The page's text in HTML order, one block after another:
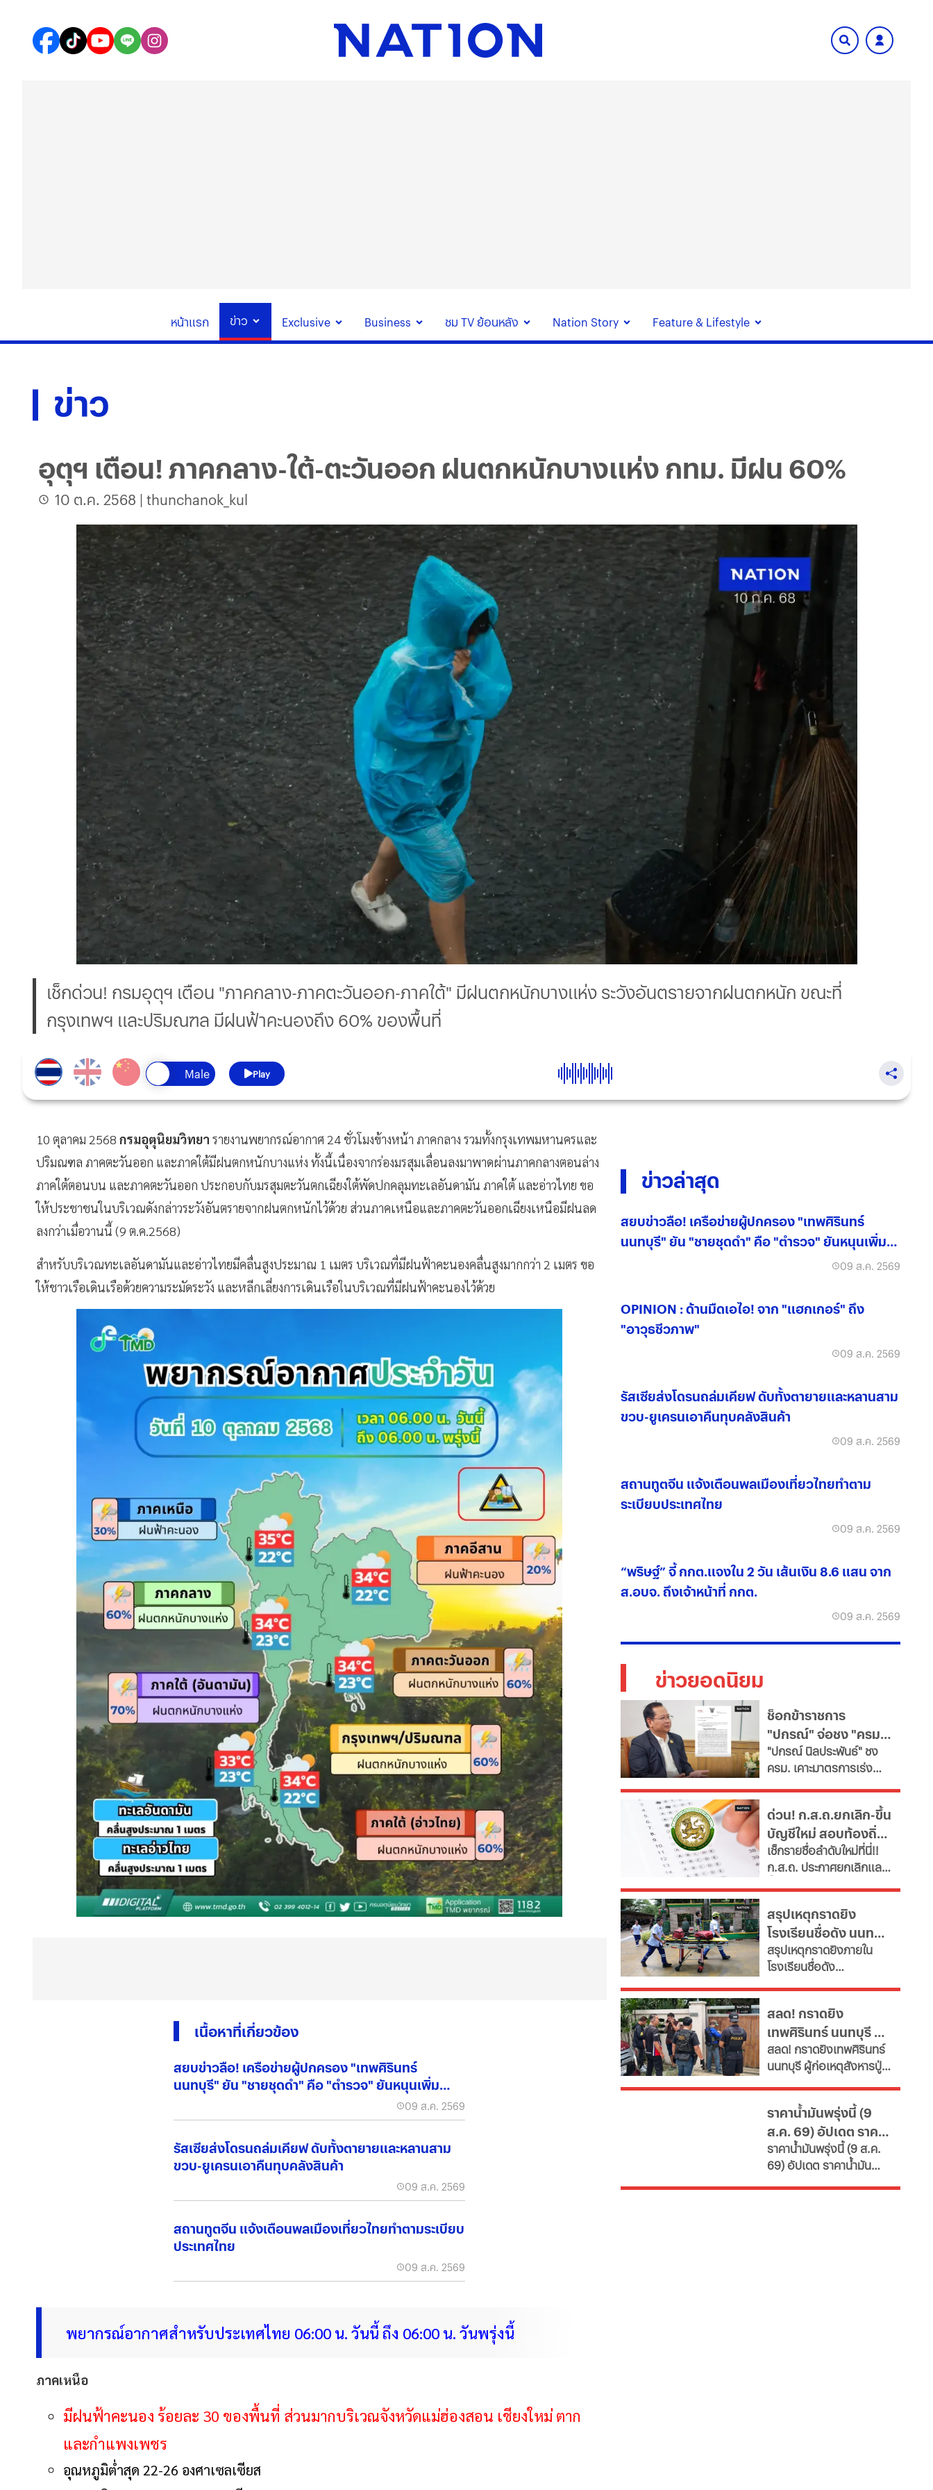
หน้าแรก ข่าว Exclusive Business ชม TV ย้อนหลัง Nation Story Feature & Lifestyle
ข่าว
อุตุฯ เตือน! ภาคกลาง-ใต้-ตะวันออก ฝนตกหนักบางแห่ง กทม. มีฝน 60%
10 ต.ค. 2568 | thunchanok_kul
เช็กด่วน! กรมอุตุฯ เตือน "ภาคกลาง-ภาคตะวันออก-ภาคใต้" มีฝนตกหนักบางแห่ง ระวังอันตรายจากฝนตกหนัก ขณะที่
กรุงเทพฯ และปริมณฑล มีฝนฟ้าคะนองถึง 60% ของพื้นที่
Play
10 ตุลาคม 2568 กรมอุตุนิยมวิทยา รายงานพยากรณ์อากาศ 24 ชั่วโมงข้างหน้า ภาคกลาง รวมทั้งกรุงเทพมหานครและ
ปริมณฑล ภาคตะวันออก และภาคใต้มีฝนตกหนักบางแห่ง ทั้งนี้เนื่องจากร่องมรสุมเลื่อนลงมาพาดผ่านภาคกลางตอนล่าง
ภาคใต้ตอนบน และภาคตะวันออก ประกอบกับมรสุมตะวันตกเฉียงใต้พัดปกคลุมทะเลอันดามัน ภาคใต้ และอ่าวไทย ขอ
ให้ประชาชนในบริเวณดังกล่าวระวังอันตรายจากฝนตกหนักไว้ด้วย ส่วนภาคเหนือและภาคตะวันออกเฉียงเหนือมีฝนลด
ลงกว่าเมื่อวานนี้ (9 ต.ค.2568)
สำหรับบริเวณทะเลอันดามันและอ่าวไทยมีคลื่นสูงประมาณ 1 เมตร บริเวณที่มีฝนฟ้าคะนองคลื่นสูงมากกว่า 2 เมตร ขอ
ให้ชาวเรือเดินเรือด้วยความระมัดระวัง และหลีกเลี่ยงการเดินเรือในบริเวณที่มีฝนฟ้าคะนองไว้ด้วย
เนื้อหาที่เกี่ยวข้อง
สยบข่าวลือ! เครือข่ายผู้ปกครอง "เทพศิรินทร์
นนทบุรี" ยัน "ชายชุดดำ" คือ "ตำรวจ" ยันหนุนเพิ่ม
09 ส.ค. 2569
รัสเซียส่งโดรนถล่มเคียฟ ดับทั้งตายายและหลานสาม
ขวบ-ยูเครนเอาคืนทุบคลังสินค้า
09 ส.ค. 2569
สถานทูตจีน แจ้งเตือนพลเมืองเที่ยวไทยทำตามระเบียบ
ประเทศไทย
09 ส.ค. 2569
พยากรณ์อากาศสำหรับประเทศไทย 06:00 น. วันนี้ ถึง 06:00 น. วันพรุ่งนี้
ภาคเหนือ
มีฝนฟ้าคะนอง ร้อยละ 30 ของพื้นที่ ส่วนมากบริเวณจังหวัดแม่ฮ่องสอน เชียงใหม่ ตาก
และกำแพงเพชร
อุณหภูมิต่ำสุด 22-26 องศาเซลเซียส
ข่าวล่าสุด
สยบข่าวลือ! เครือข่ายผู้ปกครอง "เทพศิรินทร์
นนทบุรี" ยัน "ชายชุดดำ" คือ "ตำรวจ" ยันหนุนเพิ่ม
09 ส.ค. 2569
OPINION : ด้านมืดเอไอ! จาก "แฮกเกอร์" ถึง
"อาวุธชีวภาพ"
09 ส.ค. 2569
รัสเซียส่งโดรนถล่มเคียฟ ดับทั้งตายายและหลานสาม
ขวบ-ยูเครนเอาคืนทุบคลังสินค้า
09 ส.ค. 2569
สถานทูตจีน แจ้งเตือนพลเมืองเที่ยวไทยทำตาม
ระเบียบประเทศไทย
09 ส.ค. 2569
“พริษฐ์” จี้ กกต.แจงใน 2 วัน เส้นเงิน 8.6 แสน จาก
ส.อบจ. ถึงเจ้าหน้าที่ กกต.
09 ส.ค. 2569
ข่าวยอดนิยม
ช็อกข้าราชการ
"ปกรณ์" จ่อชง "ครม."
รื้อใหญ่กำลังคนภาครัฐ
เช็ก 11 สายงานจะหาย
ไป
​"ปกรณ์ นิลประพันธ์" ชง
ครม. เคาะมาตรการเร่ง
จัดการกำลังคนภาครัฐ สั่ง
ทุกกระทรวง "ตรึงกำลัง
ใหม่-ยุบเลิกตำแหน่งว่าง
และสายงานสนับสนุนไม่
จำเป็น" ตั้งเป้าลดขนาด
ข้าราชการลงอย่างน้อย
รายจ่ายบุคลากรพุ่งทะยาน
กระทบเงินลงทุนโครงสร้าง
พื้นฐานและการพัฒนา
ประเทศ เผย 11 สายงานจะ
หายไป เช็กที่นี่
ด่วน! ก.ส.ถ.ยกเลิก-ขึ้น
บัญชีใหม่ สอบท้องถิ่น
2568 ทุกภาค
เช็กรายชื่อลำดับใหม่ที่นี่!!
ก.ส.ถ. ประกาศยกเลิกและ
ข้อผิดพลาดทางกฎหมาย
ดึงคนไม่ผ่านเกณฑ์สอบ
ภาค ค
สรุปเหตุกราดยิง
โรงเรียนชื่อดัง นนทบุรี
ล่าสุด ผู้ก่อเหตุเสียชีวิต
แล้ว
สรุปเหตุกราดยิงภายใน
โรงเรียนชื่อดัง
แล้ว ขณะที่ยอดผู้เสียชีวิต
พุ่งเป็น 7 ราย บาดเจ็บกว่า
15 ราย
สลด! กราดยิง
เทพศิรินทร์ นนทบุรี ดับ
7 พบยิงปู่ย่าก่อนบุก
โรงเรียน
สลด! กราดยิงเทพศิรินทร์
นนทบุรี ผู้ก่อเหตุสังหารปู่
ก่อนพกอาวุธและกระสุนมา
ก่อเหตุที่โรงเรียน
ราคาน้ำมันพรุ่งนี้ (9
ส.ค. 69) อัปเดต ราคา
น้ำมันล่าสุด จากปั๊ม
ใหญ่
ราคาน้ำมันพรุ่งนี้ (9 ส.ค.
69) อัปเดต ราคาน้ำมัน